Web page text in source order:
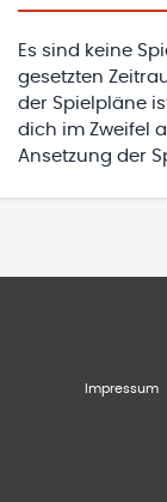
Es sind keine
gesetzten
der Spielpläne
dich im Zweifel
Ansetzung der
Impressum